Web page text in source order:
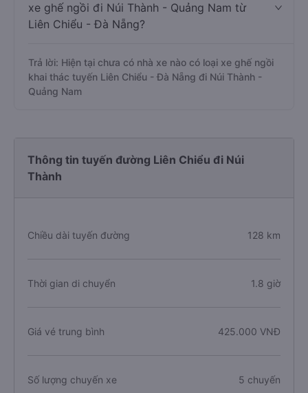
xe ghế ngồi đi Núi Thành - Quảng Nam từ
Liên Chiểu - Đà Nẵng?
Trả lời: Hiện tại chưa có nhà xe nào có loại xe ghế ngồi
khai thác tuyến Liên Chiểu - Đà Nẵng đi Núi Thành -
Quảng Nam
Thông tin tuyến đường Liên Chiểu đi Núi
Thành
Chiều dài tuyến đường 128 km
Thời gian di chuyển 1.8 giờ
Giá vé trung bình 425.000 VNĐ
Số lượng chuyến xe 5 chuyến